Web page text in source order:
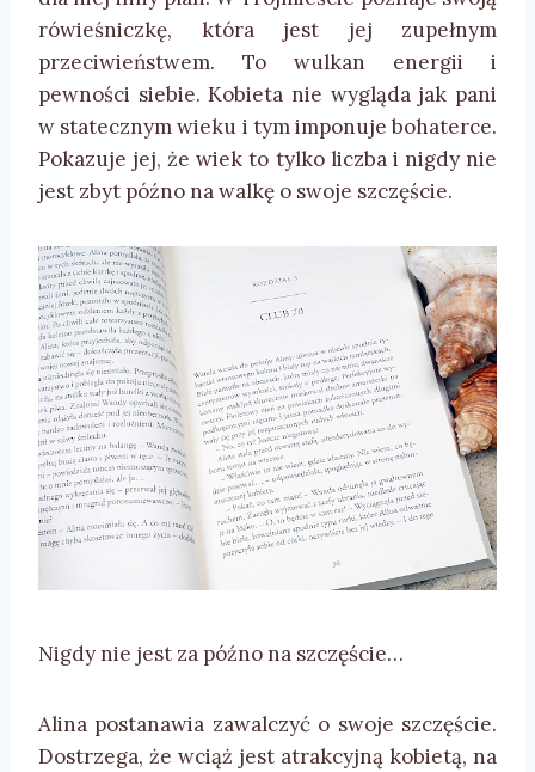
rówieśniczkę, która jest jej zupełnym
przeciwieństwem. To wulkan energii i
pewności siebie. Kobieta nie wygląda jak pani
w statecznym wieku i tym imponuje bohaterce.
Pokazuje jej, że wiek to tylko liczba i nigdy nie
jest zbyt późno na walkę o swoje szczęście.
Nigdy nie jest za późno na szczęście…
Alina postanawia zawalczyć o swoje szczęście.
Dostrzega, że wciąż jest atrakcyjną kobietą, na